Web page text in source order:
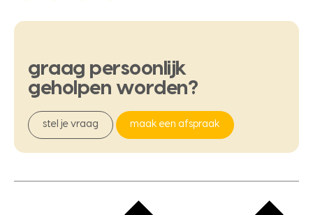
graag persoonlijk
geholpen worden?
stel je vraag maak een afspraak